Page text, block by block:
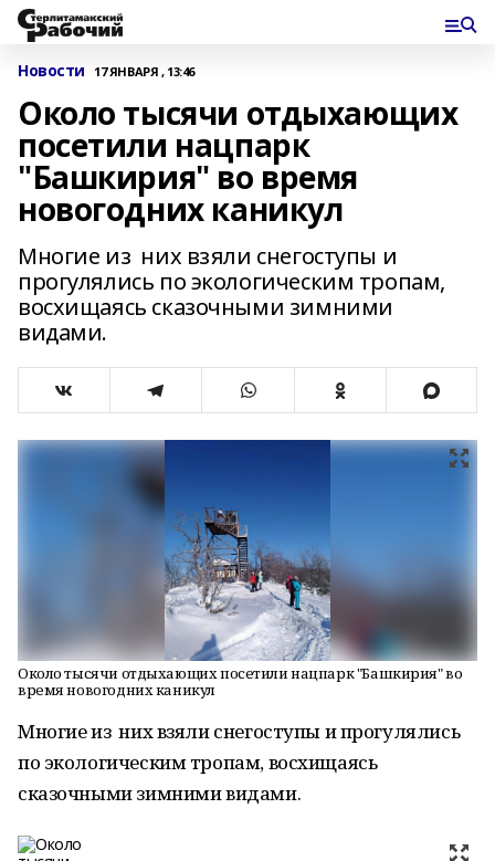
Новости 17 ЯНВАРЯ , 13:46
Около тысячи отдыхающих
посетили нацпарк
"Башкирия" во время
новогодних каникул
Многие из них взяли снегоступы и
прогулялись по экологическим тропам,
восхищаясь сказочными зимними
видами.
Около тысячи отдыхающих посетили нацпарк "Башкирия" во
время новогодних каникул
Многие из них взяли снегоступы и прогулялись
по экологическим тропам, восхищаясь
сказочными зимними видами.